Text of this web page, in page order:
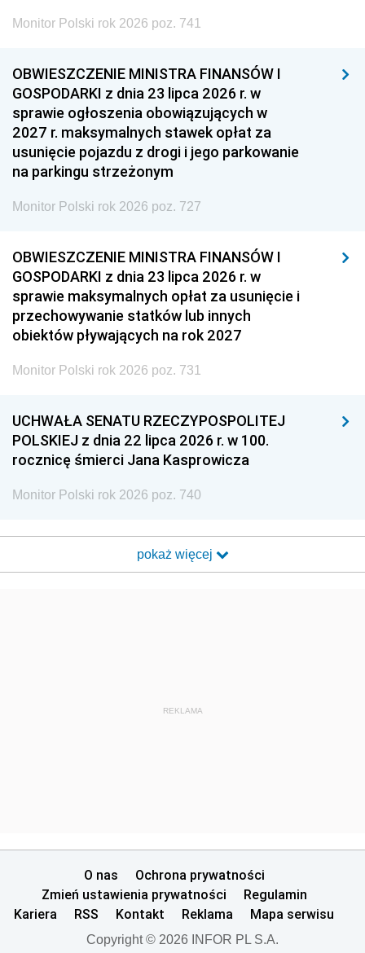
Monitor Polski rok 2026 poz. 741
OBWIESZCZENIE MINISTRA FINANSÓW I
GOSPODARKI z dnia 23 lipca 2026 r. w
sprawie ogłoszenia obowiązujących w
2027 r. maksymalnych stawek opłat za
usunięcie pojazdu z drogi i jego parkowanie
na parkingu strzeżonym
Monitor Polski rok 2026 poz. 727
OBWIESZCZENIE MINISTRA FINANSÓW I
GOSPODARKI z dnia 23 lipca 2026 r. w
sprawie maksymalnych opłat za usunięcie i
przechowywanie statków lub innych
obiektów pływających na rok 2027
Monitor Polski rok 2026 poz. 731
UCHWAŁA SENATU RZECZYPOSPOLITEJ
POLSKIEJ z dnia 22 lipca 2026 r. w 100.
rocznicę śmierci Jana Kasprowicza
Monitor Polski rok 2026 poz. 740
pokaż więcej
REKLAMA
O nas
Ochrona prywatności
Zmień ustawienia prywatności
Regulamin
Kariera
RSS Kontakt Reklama Mapa serwisu
Copyright © 2026 INFOR PL S.A.